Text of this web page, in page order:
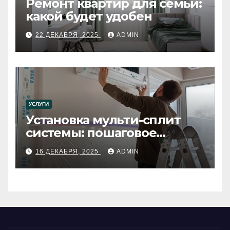
Ремонт квартир для семьи:
какой будет удобен
22 ДЕКАБРЯ, 2025 ADMIN
УСЛУГИ
Установка мульти-сплит
системы: пошаговое
руководство
16 ДЕКАБРЯ, 2025 ADMIN